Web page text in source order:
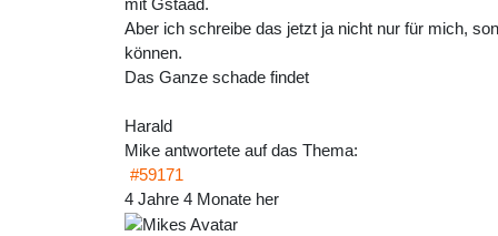
Aber ich schreibe das jetzt ja nicht nur für mich,
können.
Das Ganze schade findet
Harald
Mike antwortete auf das Thema:
#59171
4 Jahre 4 Monate her